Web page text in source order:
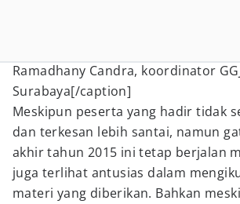
Ramadhany Candra, koordinator
Surabaya[/caption]
Meskipun peserta yang hadir tidak
dan terkesan lebih santai, namun
akhir tahun 2015 ini tetap berjalan
juga terlihat antusias dalam
materi yang diberikan. Bahkan